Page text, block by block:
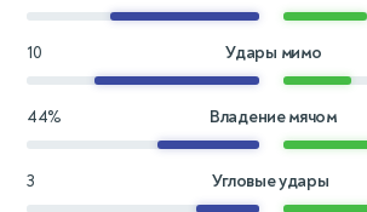
10 Удары мимо
44% Владение мячом
3 Угловые удары